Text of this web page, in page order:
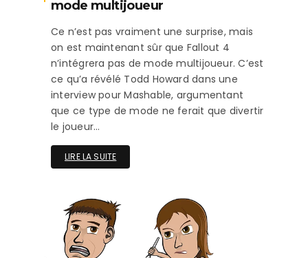
mode multijoueur
Ce n’est pas vraiment une surprise, mais
on est maintenant sûr que Fallout 4
n’intégrera pas de mode multijoueur. C’est
ce qu’a révélé Todd Howard dans une
interview pour Mashable, argumentant
que ce type de mode ne ferait que divertir
le joueur…
LIRE LA SUITE